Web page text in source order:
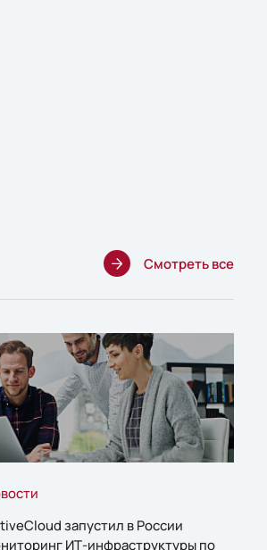
Смотреть все
запустил в России
ИТ-инфраструктуры по